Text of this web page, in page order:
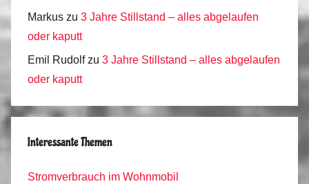
Markus zu 3 Jahre Stillstand – alles abgelaufen
oder kaputt
Emil Rudolfzu 3 Jahre Stillstand – alles abgelaufen
oder kaputt
Interessante Themen
Stromverbrauch im Wohnmobil